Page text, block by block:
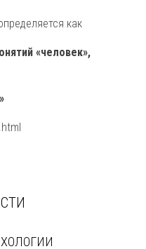
«человек»,